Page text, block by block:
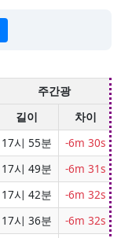
주간광
길이
차이
17시 55분 -6m 30s
17시 49분 -6m 31s
17시 42분 -6m 32s
17시 36분 -6m 32s